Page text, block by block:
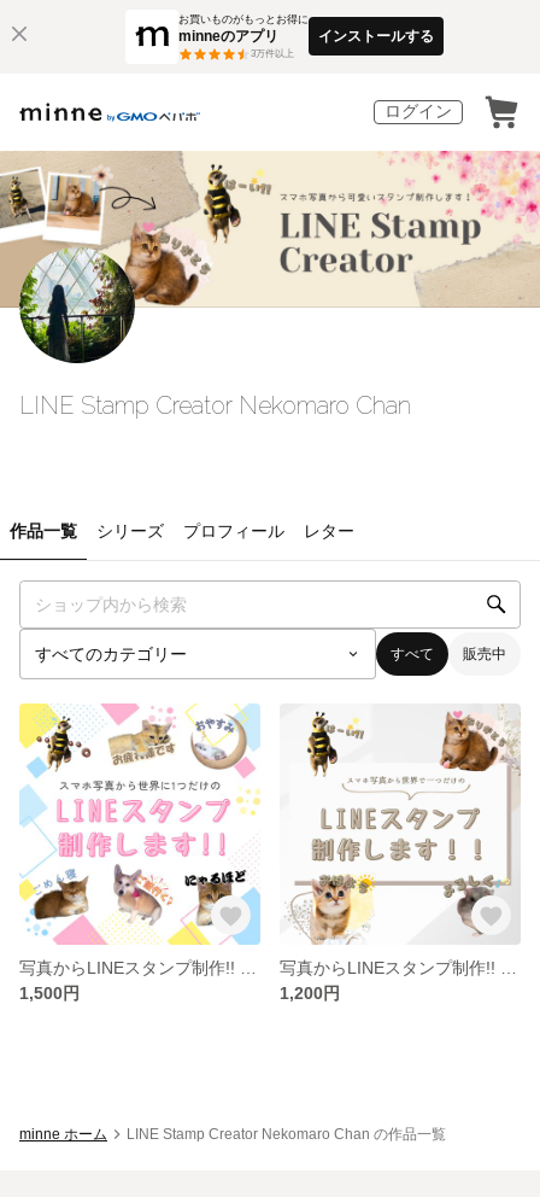
お買いものがもっとお得に
minneのアプリ
3万件以上
インストールする
ログイン
LINE Stamp Creator Nekomaro Chan
作品一覧 シリーズ プロフィール レター
すべて 販売中
1,500円
1,200円
minne ホーム LINE Stamp Creator Nekomaro Chan の作品一覧